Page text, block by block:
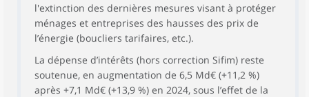
l'extinction des dernières mesures visant à protéger
ménages et entreprises des hausses des prix de
l’énergie (boucliers tarifaires, etc.).
La dépense d’intérêts (hors correction Sifim) reste
soutenue, en augmentation de 6,5 Md€ (+11,2 %)
après +7,1 Md€ (+13,9 %) en 2024, sous l’effet de la